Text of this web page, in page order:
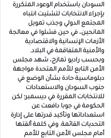
السودان باستخدام الوعود المتكررة
بإجراء الانتخابات لتشتيت انتباه
المجتمع الدولي وجذب تمويل
المانحين، في حين فشلوا في معالجة
الأزمات الإنسانية والاقتصادية
والأمنية المتفاقمة في البلاد.
وبحسب راديو تمازج، شهد مجلس
الأمن التابع للأمم المتحدة مواجهة
دبلوماسية حادة بشأن الوضع في
جنوب السودان والاستعدادات
للانتخابات المقررة في ديسمبر؛ لكن
الحكومة في جوبا دافعت عن
استعداداتها وتأكيد قدرتها على إدارة
التحديات القائمة. وفي كلمة ألقتها
أمام مجلس الأمن التابع للأمم